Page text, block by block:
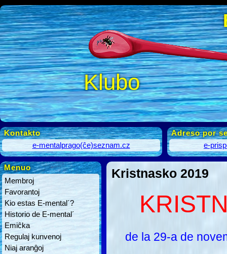
Klubo
Kontakto
e-mentalprago(ĉe)seznam.cz
Adreso por
e-
Menuo
Membroj
Favorantoj
Kio estas E-mental´?
Historio de E-mental´
Emiĉka
Regulaj kunvenoj
Niaj aranĝoj
Kristnasko 2019
de la 29-a de